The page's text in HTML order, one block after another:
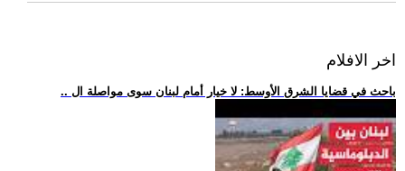
اخر الافلام
.. باحث في قضايا الشرق الأوسط: لا خيار أمام لبنان سوى مواصلة ال